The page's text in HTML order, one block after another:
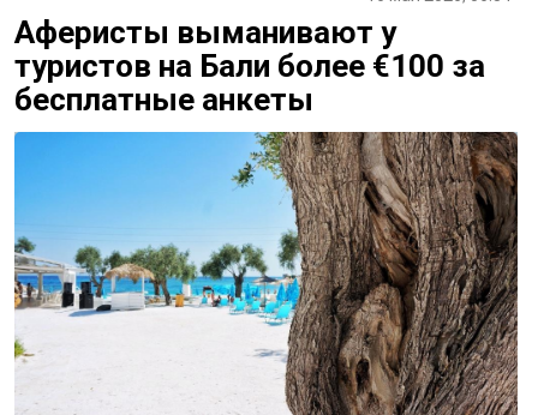
Аферисты выманивают у
туристов на Бали более €100 за
бесплатные анкеты